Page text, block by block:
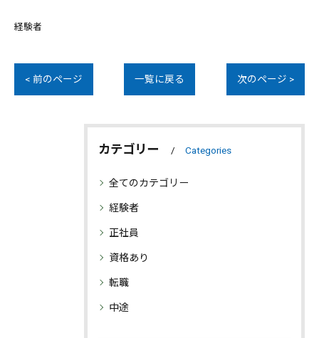
経験者
< 前のページ 一覧に戻る 次のページ >
カテゴリー Categories
全てのカテゴリー
経験者
正社員
資格あり
転職
中途